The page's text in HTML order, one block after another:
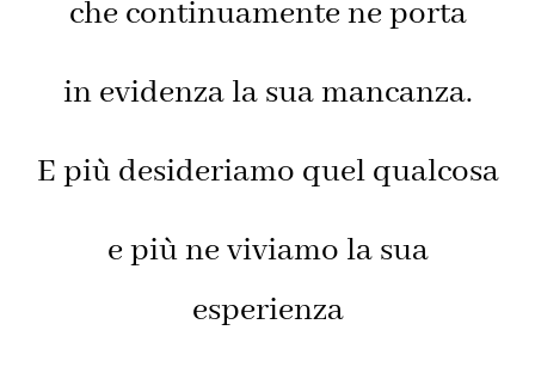
che continuamente ne porta
in evidenza la sua mancanza.
E più desideriamo quel qualcosa
e più ne viviamo la sua
esperienza